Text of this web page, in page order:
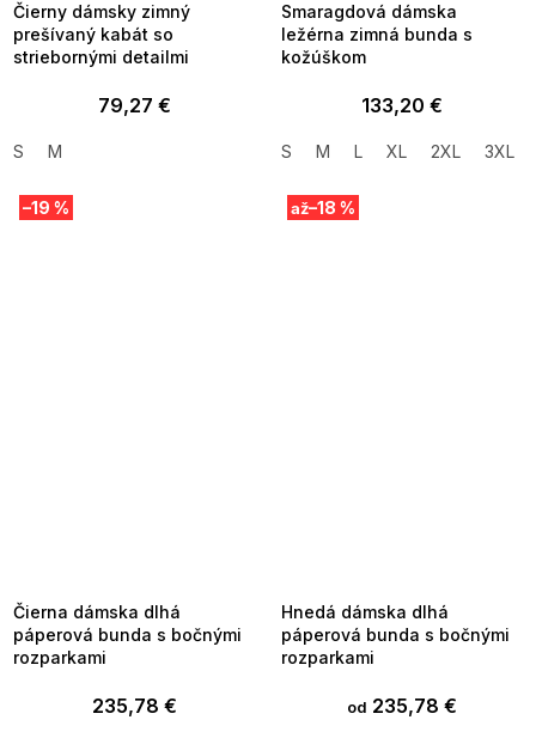
Čierny dámsky zimný
prešívaný kabát so
striebornými detailmi
79,27 €
S M
Smaragdová dámska
ležérna zimná bunda s
kožúškom
133,20 €
S M L XL 2XL 3XL
–19 %
Čierna dámska dlhá
páperová bunda s bočnými
rozparkami
235,78 €
až–18 %
Hnedá dámska dlhá
páperová bunda s bočnými
rozparkami
od 235,78 €